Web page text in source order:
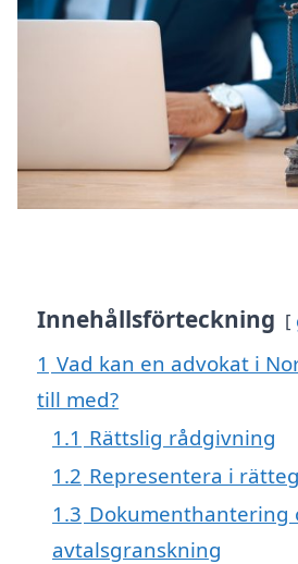
Innehållsförteckning
1 Vad kan en advokat i
till med?
1.1 Rättslig rådgivning
1.2 Representera i
1.3 Dokumenthantering
avtalsgranskning